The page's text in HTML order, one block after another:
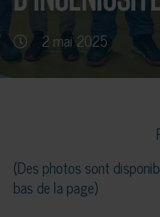
2 mai 2025
(Des photos sont
bas de la page)